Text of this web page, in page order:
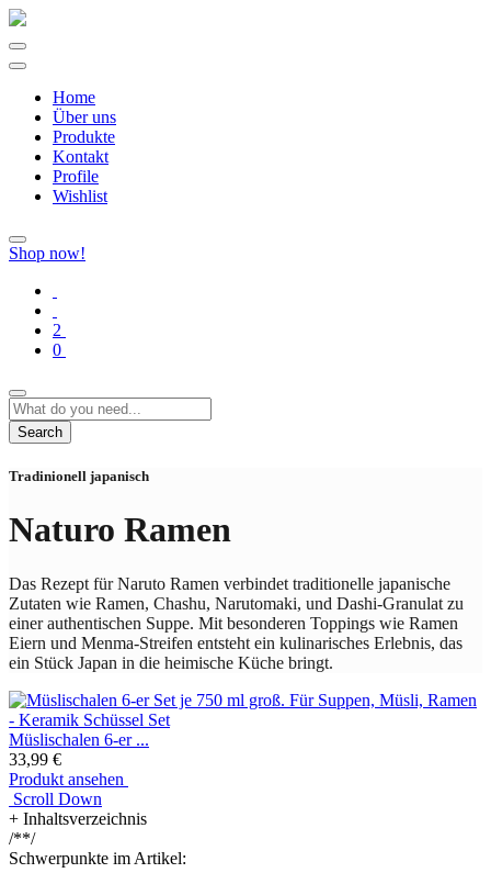
Home
Über uns
Produkte
Kontakt
Profile
Wishlist
Shop now!
2
0
Search
Tradinionell japanisch
Naturo Ramen
Das Rezept für Naruto Ramen verbindet traditionelle japanische
Zutaten wie Ramen, Chashu, Narutomaki, und Dashi-Granulat zu
einer authentischen Suppe. Mit besonderen Toppings wie Ramen
Eiern und Menma-Streifen entsteht ein kulinarisches Erlebnis, das
ein Stück Japan in die heimische Küche bringt.
Müslischalen 6-er ...
33,99 €
Produkt ansehen
Scroll Down
+ Inhaltsverzeichnis
/**/
Schwerpunkte im Artikel: